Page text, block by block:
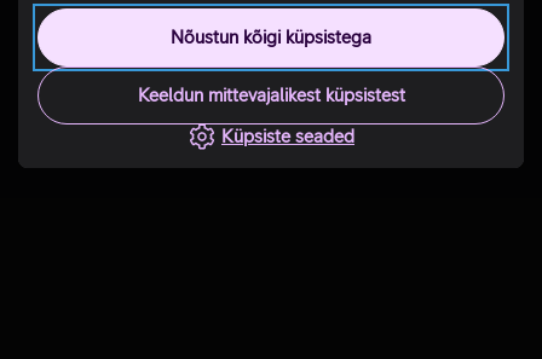
Nõustun kõigi küpsistega
Keeldun mittevajalikest küpsistest
Küpsiste seaded